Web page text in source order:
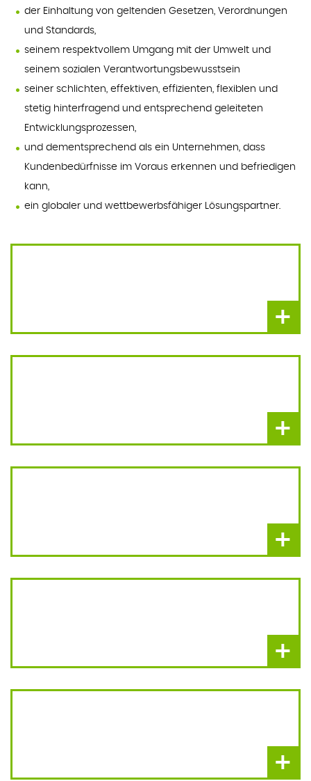
der Einhaltung von geltenden Gesetzen, Verordnungen
und Standards,
seinem respektvollem Umgang mit der Umwelt und
seinem sozialen Verantwortungsbewusstsein
seiner schlichten, effektiven, effizienten, flexiblen und
stetig hinterfragend und entsprechend geleiteten
Entwicklungsprozessen,
und dementsprechend als ein Unternehmen, dass
Kundenbedürfnisse im Voraus erkennen und befriedigen
kann,
ein globaler und wettbewerbsfähiger Lösungspartner.
+
+
+
+
+